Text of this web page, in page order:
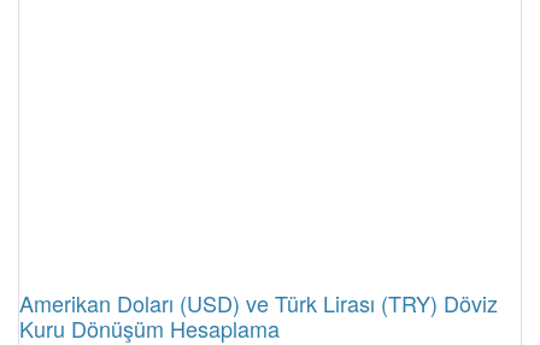
Amerikan Doları (USD) ve Türk Lirası (TRY) Döviz
Kuru Dönüşüm Hesaplama